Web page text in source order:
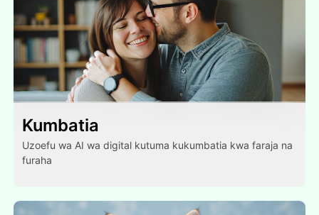
Kumbatia
Uzoefu wa AI wa digital kutuma kukumbatia kwa faraja na
furaha